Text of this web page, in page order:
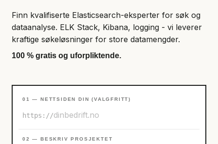
Finn kvalifiserte Elasticsearch-eksperter for søk og
dataanalyse. ELK Stack, Kibana, logging - vi leverer
kraftige søkeløsninger for store datamengder.
100 % gratis og uforpliktende.
01 — NETTSIDEN DIN (VALGFRITT)
https://
02 — BESKRIV PROSJEKTET